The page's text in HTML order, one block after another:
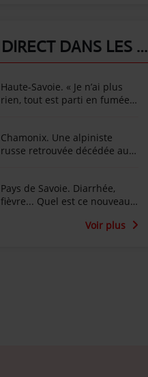
L'ACTU EN DIRECT DANS LES ALPES !
Haute-Savoie. « Je n’ai plus
rien, tout est parti en fumée »
l'incendie du Chalet de la
Croix au Salève
Chamonix. Une alpiniste
russe retrouvée décédée au
Pays de Savoie. Diarrhée,
fièvre... Quel est ce nouveau
Voir plus